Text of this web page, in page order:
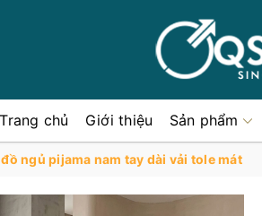
Trang chủ Giới thiệu Sản phẩm
ngủ pijama nam tay dài vải tole mát